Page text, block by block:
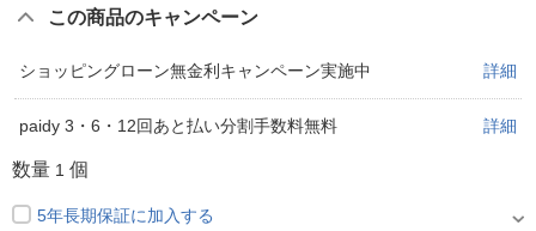
この商品のキャンペーン
ショッピングローン無金利キャンペーン実施中 詳細
paidy 3・6・12回あと払い分割手数料無料 詳細
数量 1 個
5年長期保証に加入する